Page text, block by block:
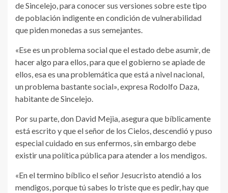
de Sincelejo, para conocer sus versiones sobre este tipo
de población indigente en condición de vulnerabilidad
que piden monedas a sus semejantes.
«Ese es un problema social que el estado debe asumir, de
hacer algo para ellos, para que el gobierno se apiade de
ellos, esa es una problemática que está a nivel nacional,
un problema bastante social», expresa Rodolfo Daza,
habitante de Sincelejo.
Por su parte, don David Mejia, asegura que bíblicamente
está escrito y que el señor de los Cielos, descendió y puso
especial cuidado en sus enfermos, sin embargo debe
existir una política pública para atender a los mendigos.
«En el termino bíblico el señor Jesucristo atendió a los
mendigos, porque tú sabes lo triste que es pedir, hay que